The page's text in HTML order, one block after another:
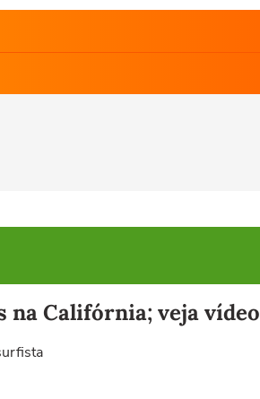
na Califórnia; veja vídeo